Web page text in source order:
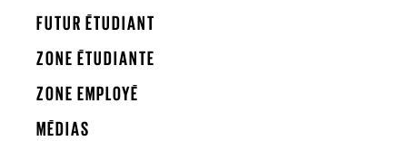
FUTUR ÉTUDIANT
ZONE ÉTUDIANTE
ZONE EMPLOYÉ
MÉDIAS